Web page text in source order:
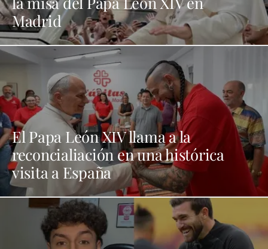
Madrid
El Papa León XIV llama a la
reconcialiación en una histórica
visita a España